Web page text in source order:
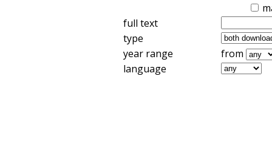
full text
type
year range
from
language